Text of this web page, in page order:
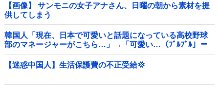
【画像】 サンモニの女子アナさん、日曜の朝から素材を提
供してしまう
韓国人「現在、日本で可愛いと話題になっている高校野球
部のマネージャーがこちら…」→「可愛い…（ﾌﾞﾙﾌﾞﾙ」＝
韓国の反応
【迷惑中国人】生活保護費の不正受給💢